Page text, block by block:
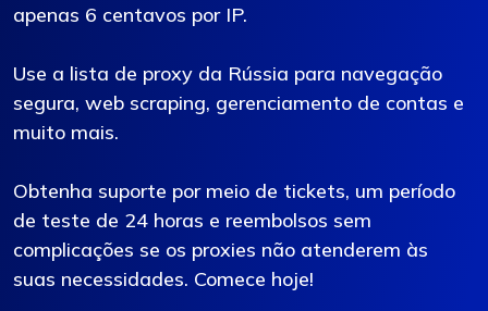
apenas 6 centavos por IP.
Use a lista de proxy da Rússia para navegação
segura, web scraping, gerenciamento de contas e
muito mais.
Obtenha suporte por meio de tickets, um período
de teste de 24 horas e reembolsos sem
complicações se os proxies não atenderem às
suas necessidades. Comece hoje!